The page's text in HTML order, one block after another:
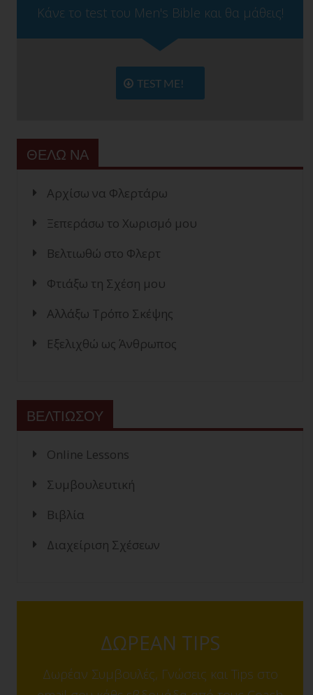
Κάνε το test του Men's Bible και θα μάθεις!
TEST ME!
ΘΕΛΩ ΝΑ
Αρχίσω να Φλερτάρω
Ξεπεράσω το Χωρισμό μου
Βελτιωθώ στο Φλερτ
Φτιάξω τη Σχέση μου
Αλλάξω Τρόπο Σκέψης
Εξελιχθώ ως Άνθρωπος
ΒΕΛΤΙΩΣΟΥ
Online Lessons
Συμβουλευτική
Βιβλία
Διαχείριση Σχέσεων
ΔΩΡΕΑΝ TIPS
Δωρέαν Συμβουλές, Γνώσεις και Tips στο